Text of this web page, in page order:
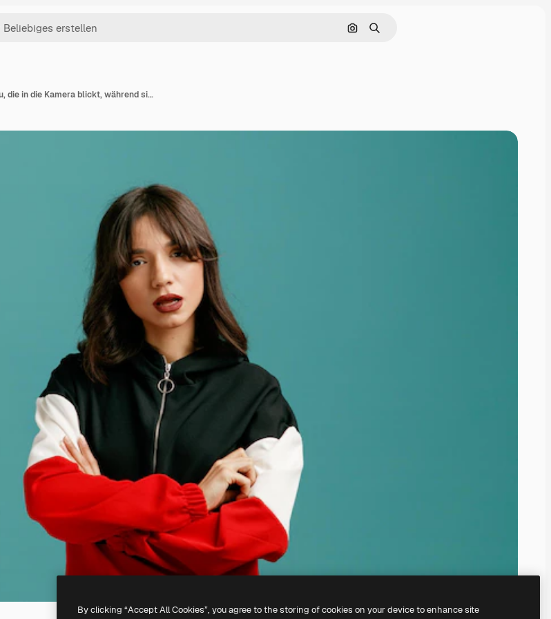
Nach Bild suchen
Suchen
Selbstbewusste junge kaukasische Frau, die in die Kamera blickt, während sie die Arme isoliert auf blauem Hintergrund verschränkt hält
By clicking “Accept All Cookies”, you agree to the storing of cookies on your device to enhance site